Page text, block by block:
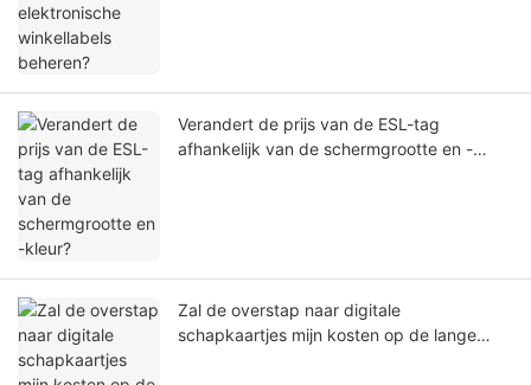
Verandert de prijs van de ESL-tag
afhankelijk van de schermgrootte en -
Zal de overstap naar digitale
schapkaartjes mijn kosten op de lange